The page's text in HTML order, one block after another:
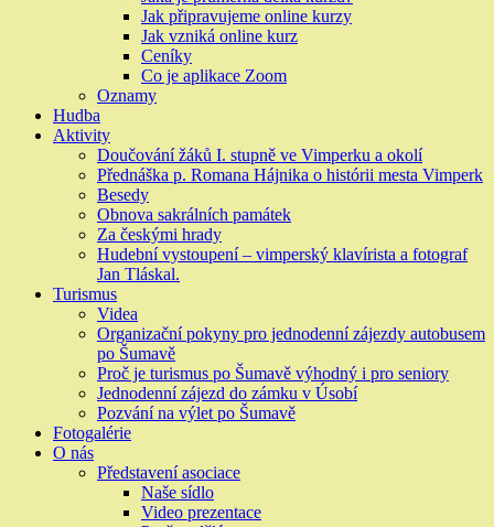
Jak připravujeme online kurzy
Jak vzniká online kurz
Ceníky
Co je aplikace Zoom
Oznamy
Hudba
Aktivity
Doučování žáků I. stupně ve Vimperku a okolí
Přednáška p. Romana Hájnika o histórii mesta Vimperk
Besedy
Obnova sakrálních památek
Za českými hrady
Hudební vystoupení – vimperský klavírista a fotograf
Jan Tláskal.
Turismus
Videa
Organizační pokyny pro jednodenní zájezdy autobusem
po Šumavě
Proč je turismus po Šumavě výhodný i pro seniory
Jednodenní zájezd do zámku v Úsobí
Pozvání na výlet po Šumavě
Fotogalérie
O nás
Představení asociace
Naše sídlo
Video prezentace